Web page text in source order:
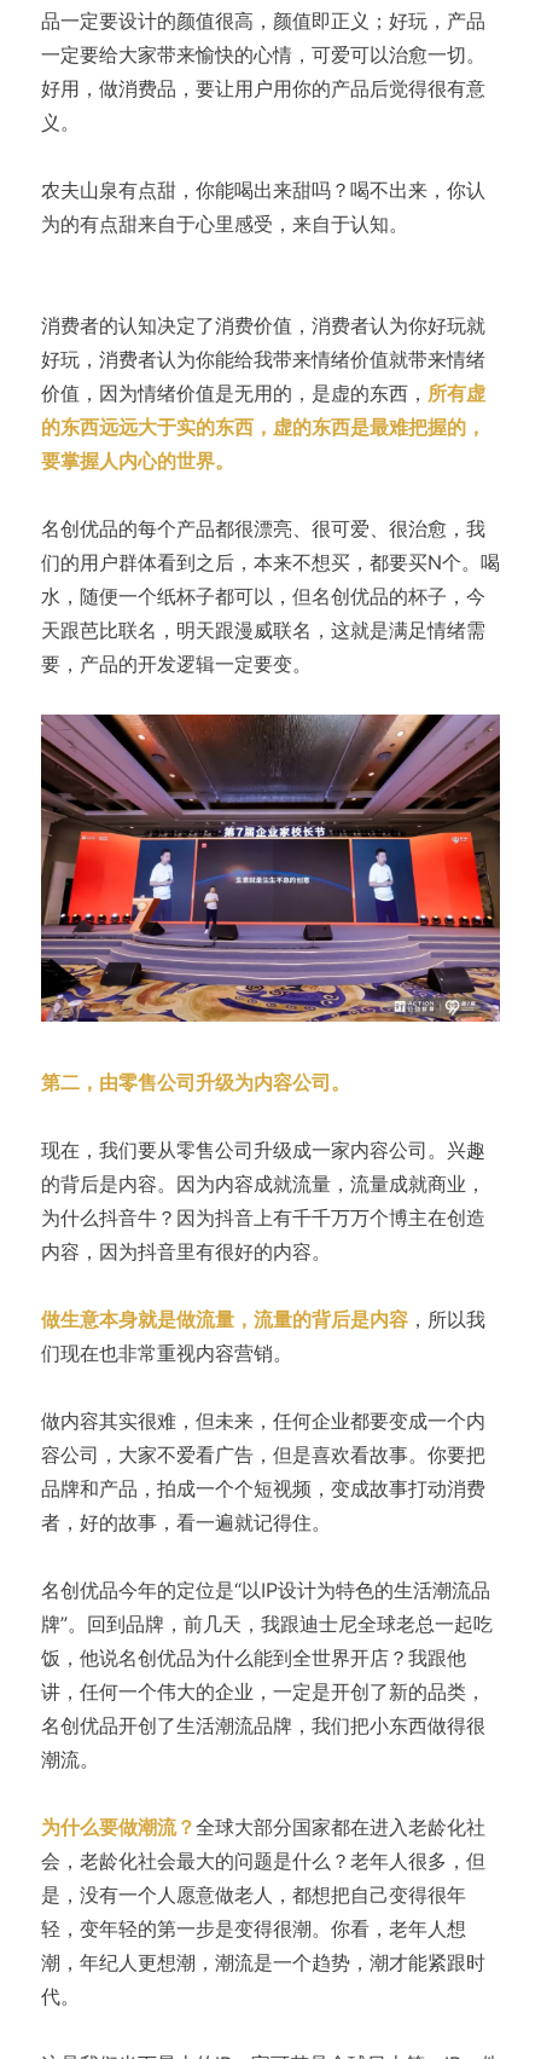
品一定要设计的颜值很高，颜值即正义；好玩，产品
一定要给大家带来愉快的心情，可爱可以治愈一切。
好用，做消费品，要让用户用你的产品后觉得很有意
义。
农夫山泉有点甜，你能喝出来甜吗？喝不出来，你认
为的有点甜来自于心里感受，来自于认知。
消费者的认知决定了消费价值，消费者认为你好玩就
好玩，消费者认为你能给我带来情绪价值就带来情绪
价值，因为情绪价值是无用的，是虚的东西， 所有虚
的东西远远大于实的东西，虚的东西是最难把握的，
要掌握人内心的世界。
名创优品的每个产品都很漂亮、很可爱、很治愈，我
们的用户群体看到之后，本来不想买，都要买N个。喝
水，随便一个纸杯子都可以，但名创优品的杯子，今
天跟芭比联名，明天跟漫威联名，这就是满足情绪需
要，产品的开发逻辑一定要变。
第二，由零售公司升级为内容公司。
现在，我们要从零售公司升级成一家内容公司。兴趣
的背后是内容。因为内容成就流量，流量成就商业，
为什么抖音牛？因为抖音上有千千万万个博主在创造
内容，因为抖音里有很好的内容。
做生意本身就是做流量，流量的背后是内容，所以我
们现在也非常重视内容营销。
做内容其实很难，但未来，任何企业都要变成一个内
容公司，大家不爱看广告，但是喜欢看故事。你要把
品牌和产品，拍成一个个短视频，变成故事打动消费
者，好的故事，看一遍就记得住。
名创优品今年的定位是“以IP设计为特色的生活潮流品
牌”。回到品牌，前几天，我跟迪士尼全球老总一起吃
饭，他说名创优品为什么能到全世界开店？我跟他
讲，任何一个伟大的企业，一定是开创了新的品类，
名创优品开创了生活潮流品牌，我们把小东西做得很
潮流。
为什么要做潮流？全球大部分国家都在进入老龄化社
会，老龄化社会最大的问题是什么？老年人很多，但
是，没有一个人愿意做老人，都想把自己变得很年
轻，变年轻的第一步是变得很潮。你看，老年人想
潮，年纪人更想潮，潮流是一个趋势，潮才能紧跟时
代。